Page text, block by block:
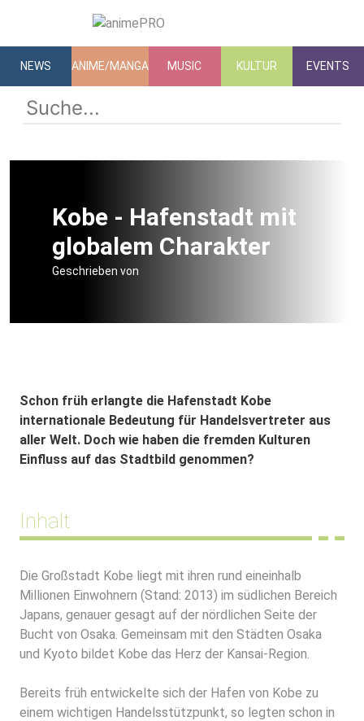
NEWS ANIME/MANGA MUSIC KULTUR EVENTS
Kobe - Hafenstadt mit
globalem Charakter
Geschrieben von
Schon früh erlangte die Hafenstadt Kobe
internationale Bedeutung für Handelsvertreter aus
aller Welt. Doch wie haben die fremden Kulturen
Einfluss auf das Stadtbild genommen?
Inhalt
Die Großstadt Kobe liegt mit ihren rund eineinhalb
Millionen Einwohnern (Stand: 2013) im südlichen Bereich
Japans, genauer gesagt auf der nördlichen Seite der
Bucht von Osaka. Gemeinsam mit den Städten Osaka
und Kyoto bildet Kobe das Herz der Kansai-Region.
Bereits früh entwickelte sich der Hafen von Kobe zu
einem wichtigen Handelsstützpunkt, so legten schon in